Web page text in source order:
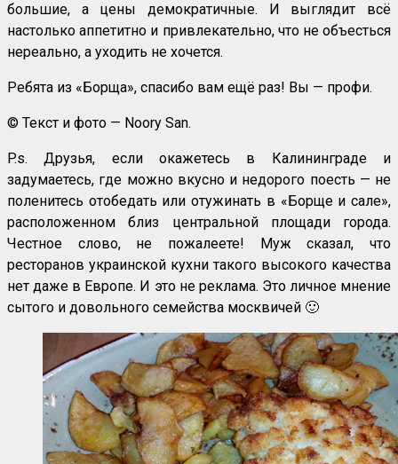
большие, а цены демократичные. И выглядит всё
настолько аппетитно и привлекательно, что не объесться
нереально, а уходить не хочется.
Ребята из «Борща», спасибо вам ещё раз! Вы — профи.
© Текст и фото — Noory San.
P.s. Друзья, если окажетесь в Калининграде и
задумаетесь, где можно вкусно и недорого поесть — не
поленитесь отобедать или отужинать в «Борще и сале»,
расположенном близ центральной площади города.
Честное слово, не пожалеете! Муж сказал, что
ресторанов украинской кухни такого высокого качества
нет даже в Европе. И это не реклама. Это личное мнение
сытого и довольного семейства москвичей 🙂